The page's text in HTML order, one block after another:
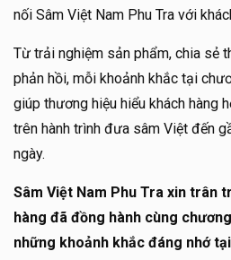
nối Sâm Việt Nam Phu Tra với
Từ trải nghiệm sản phẩm, chia sẻ
phản hồi, mỗi khoảnh khắc tại
giúp thương hiệu hiểu khách hàng
trên hành trình đưa sâm Việt đến
ngày.
Sâm Việt Nam Phu Tra xin trân
hàng đã đồng hành cùng
những khoảnh khắc đáng nhớ